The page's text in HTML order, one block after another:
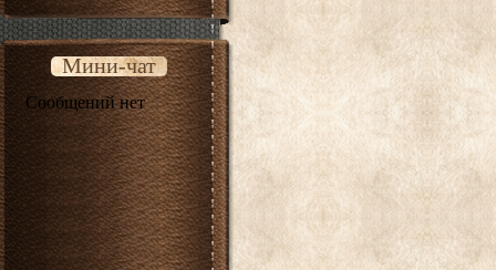
Мини-чат